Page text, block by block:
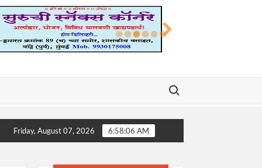
Search for:
डी. वाय. पाटील यांचे निधन; शिक्षण, आरोग्य आणि समाजकारणातील युगपुरुष हरपला!
Friday, August 07, 2026 6:58:07 AM